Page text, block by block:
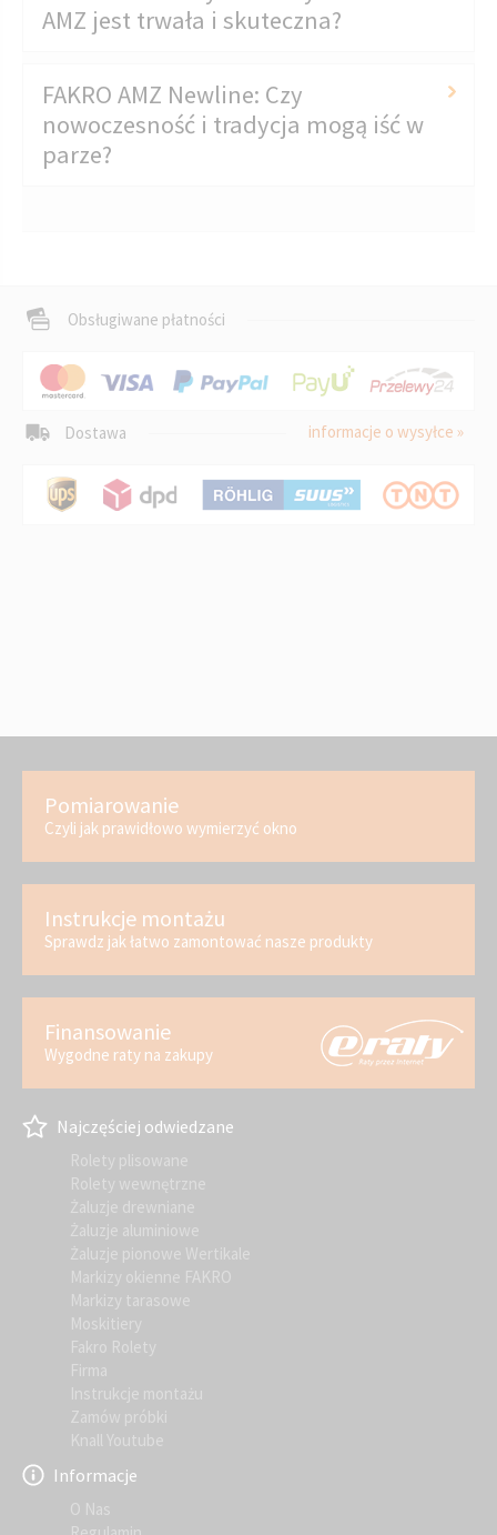
AMZ jest trwała i skuteczna?
FAKRO AMZ Newline: Czy
nowoczesność i tradycja mogą iść w
parze?
Obsługiwane płatności
Dostawa informacje o wysyłce »
Pomiarowanie
Czyli jak prawidłowo wymierzyć okno
Instrukcje montażu
Sprawdz jak łatwo zamontować nasze produkty
Finansowanie
Wygodne raty na zakupy
Najczęściej odwiedzane
Rolety plisowane
Rolety wewnętrzne
Żaluzje drewniane
Żaluzje aluminiowe
Żaluzje pionowe Wertikale
Markizy okienne FAKRO
Markizy tarasowe
Moskitiery
Fakro Rolety
Firma
Instrukcje montażu
Zamów próbki
Knall Youtube
Informacje
O Nas